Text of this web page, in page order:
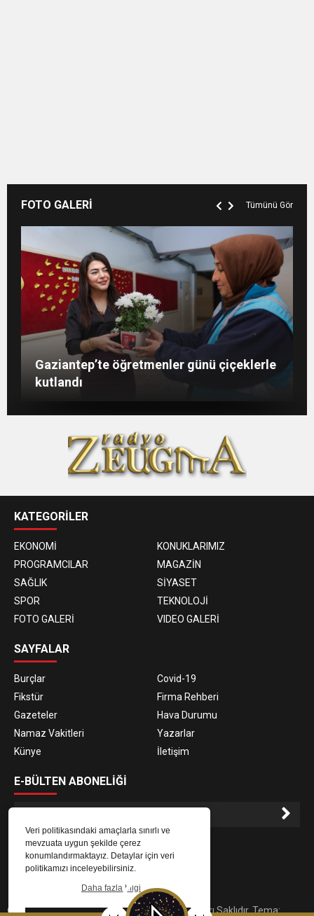
Veri politikasındaki amaçlarla sınırlı ve
mevzuata uygun şekilde çerez
konumlandırmaktayız. Detaylar için veri
politikamızı inceleyebilirsiniz.
Daha fazla bilgi
FOTO GALERİ Tümünü Gör
Konukoğlu: Türkiye ekonomisine 11 farklı
sektörde değer katıyoruz
Gaziantep’te öğretmenler günü çiçeklerle
kutlandı
GAÜN’de gri kod tatbikatı gerçeği
Şahin: “İstikbalimizi şekillendirecek olan
sizlersiniz”
KATEGORİLER
EKONOMİ
KONUKLARIMIZ
PROGRAMCILAR
MAGAZİN
SAĞLIK
SİYASET
SPOR
TEKNOLOJİ
FOTO GALERİ
VIDEO GALERİ
SAYFALAR
Burçlar
Covid-19
Fikstür
Firma Rehberi
Gazeteler
Hava Durumu
Namaz Vakitleri
Yazarlar
Künye
İletişim
E-BÜLTEN ABONELİĞİ
E-Bülten aboneliği ile haberlere daha hızlı erişin.
© 2023Gaziantep Radyo Zeugma. Tüm Hakları Saklıdır. Tema: